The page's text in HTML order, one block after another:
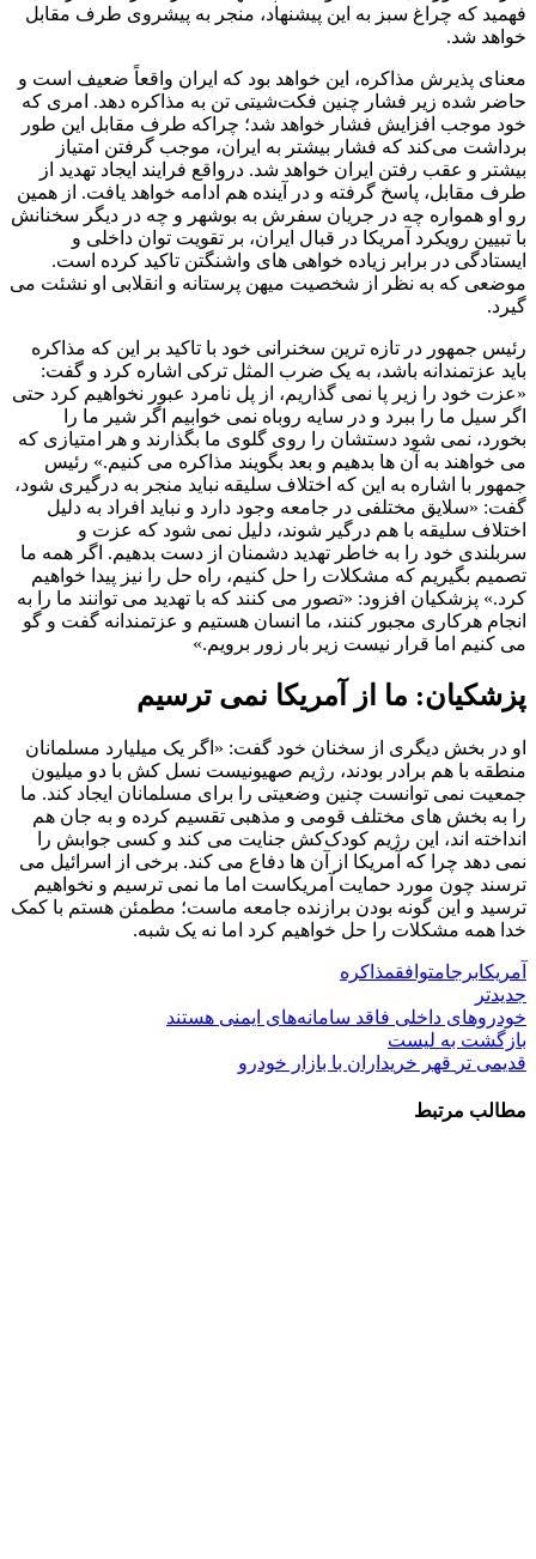
فهمید که چراغ سبز به این پیشنهاد، منجر به پیشروی طرف مقابل
خواهد شد.
معنای پذیرش مذاکره، این خواهد بود که ایران واقعاً ضعیف است و
حاضر شده زیر فشار چنین فکت‌شیتی تن به مذاکره دهد. امری که
خود موجب افزایش فشار خواهد شد؛ چراکه طرف مقابل این طور
برداشت می‌کند که فشار بیشتر به ایران، موجب گرفتن امتیاز
بیشتر و عقب رفتن ایران خواهد شد. درواقع فرایند ایجاد تهدید از
طرف مقابل، پاسخ گرفته و در آینده هم ادامه خواهد یافت. از همین
رو او همواره چه در جریان سفرش به بوشهر و چه در دیگر سخنانش
با تبیین رویکرد آمریکا در قبال ایران، بر تقویت توان داخلی و
ایستادگی در برابر زیاده خواهی های واشنگتن تاکید کرده است.
موضعی که به نظر از شخصیت میهن پرستانه و انقلابی او نشئت می
گیرد.
رئیس جمهور در تازه ترین سخنرانی خود با تاکید بر این که مذاکره
باید عزتمندانه باشد، به یک ضرب المثل ترکی اشاره کرد و گفت:
«عزت خود را زیر پا نمی گذاریم، از پل نامرد عبور نخواهیم کرد حتی
اگر سیل ما را ببرد و در سایه روباه نمی خوابیم اگر شیر ما را
بخورد، نمی شود دستشان را روی گلوی ما بگذارند و هر امتیازی که
می خواهند به آن ها بدهیم و بعد بگویند مذاکره می کنیم.» رئیس
جمهور با اشاره به این که اختلاف سلیقه نباید منجر به درگیری شود،
گفت: «سلایق مختلفی در جامعه وجود دارد و نباید افراد به دلیل
اختلاف سلیقه با هم درگیر شوند، دلیل نمی شود که عزت و
سربلندی خود را به خاطر تهدید دشمنان از دست بدهیم. اگر همه ما
تصمیم بگیریم که مشکلات را حل کنیم، راه حل را نیز پیدا خواهیم
کرد.» پزشکیان افزود: «تصور می کنند که با تهدید می توانند ما را به
انجام هرکاری مجبور کنند، ما انسان هستیم و عزتمندانه گفت و گو
می کنیم اما قرار نیست زیر بار زور برویم.»
پزشکیان: ما از آمریکا نمی ترسیم
او در بخش دیگری از سخنان خود گفت: «اگر یک میلیارد مسلمانان
منطقه با هم برادر بودند، رژیم صهیونیست نسل کش با دو میلیون
جمعیت نمی توانست چنین وضعیتی را برای مسلمانان ایجاد کند. ما
را به بخش های مختلف قومی و مذهبی تقسیم کرده و به جان هم
انداخته اند، این رژیم کودک‌کش جنایت می کند و کسی جوابش را
نمی دهد چرا که آمریکا از آن ها دفاع می کند. برخی از اسرائیل می
ترسند چون مورد حمایت آمریکاست اما ما نمی ترسیم و نخواهیم
ترسید و این گونه بودن برازنده جامعه ماست؛ مطمئن هستم با کمک
خدا همه مشکلات را حل خواهیم کرد اما نه یک شبه.
آمریکابرجامتوافقمذاکره
جدیدتر
خودروهای داخلی فاقد سامانه‌های ایمنی هستند
بازگشت به لیست
قدیمی تر قهر خریداران با بازار خودرو
مطالب مرتبط